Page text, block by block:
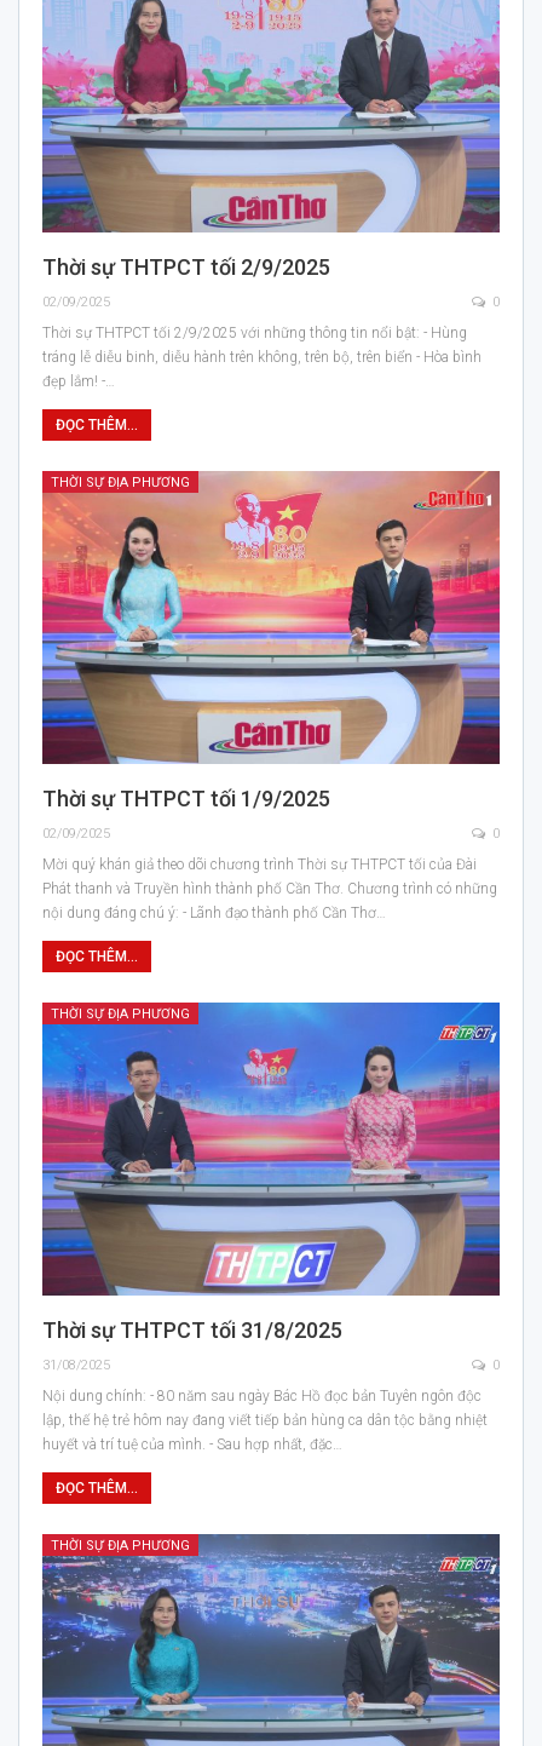
Thời sự THTPCT tối 2/9/2025
02/09/2025 0
Thời sự THTPCT tối 2/9/2025 với những thông tin nổi bật: - Hùng
tráng lễ diễu binh, diễu hành trên không, trên bộ, trên biển - Hòa bình
đẹp lắm! -…
ĐỌC THÊM...
THỜI SỰ ĐỊA PHƯƠNG
Thời sự THTPCT tối 1/9/2025
02/09/2025 0
Mời quý khán giả theo dõi chương trình Thời sự THTPCT tối của Đài
Phát thanh và Truyền hình thành phố Cần Thơ. Chương trình có những
nội dung đáng chú ý: - Lãnh đạo thành phố Cần Thơ…
ĐỌC THÊM...
THỜI SỰ ĐỊA PHƯƠNG
Thời sự THTPCT tối 31/8/2025
31/08/2025 0
Nội dung chính: - 80 năm sau ngày Bác Hồ đọc bản Tuyên ngôn độc
lập, thế hệ trẻ hôm nay đang viết tiếp bản hùng ca dân tộc bằng nhiệt
huyết và trí tuệ của mình. - Sau hợp nhất, đặc…
ĐỌC THÊM...
THỜI SỰ ĐỊA PHƯƠNG